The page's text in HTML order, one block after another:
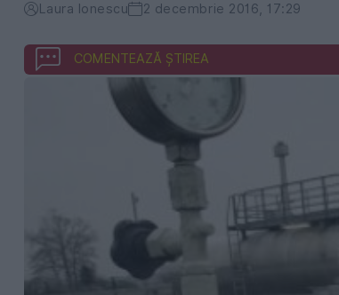
Laura Ionescu 2 decembrie 2016, 17:29
COMENTEAZĂ ȘTIREA